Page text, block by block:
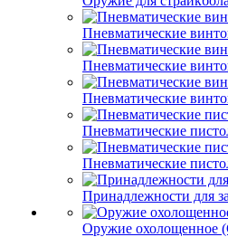
Пневматические
Пневматические
Пневматические
Пневматические
Пневматические
Принадлежности для
Оружие охолощенное